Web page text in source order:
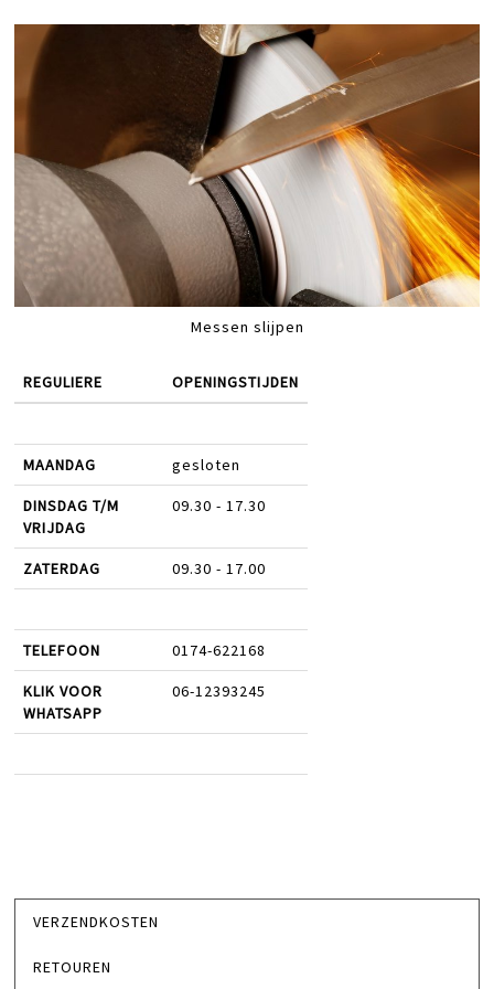
Messen slijpen
REGULIERE OPENINGSTIJDEN
MAANDAG gesloten
DINSDAG T/M
VRIJDAG
09.30 - 17.30
ZATERDAG 09.30 - 17.00
TELEFOON 0174-622168
KLIK VOOR
WHATSAPP
06-12393245
VERZENDKOSTEN
RETOUREN